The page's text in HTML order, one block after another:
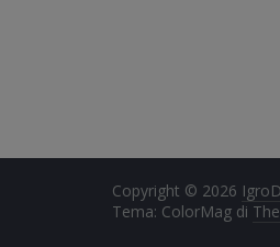
Copyright © 2026
Tema: ColorMag di